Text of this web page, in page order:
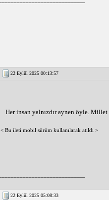
22 Eylül 2025 00:13:57
Her insan yalnızdır aynen öyle.
< Bu ileti mobil sürüm kullanılarak atıldı >
22 Eylül 2025 05:08:33